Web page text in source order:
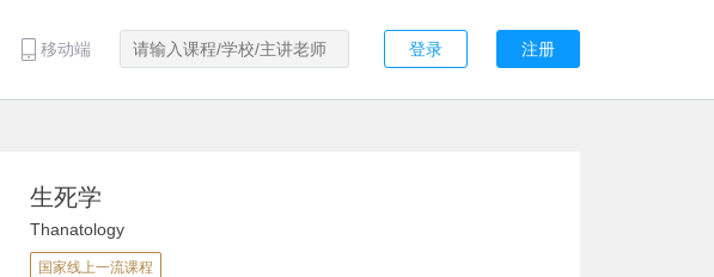
移动端 登录 注册
生死学
Thanatology
国家线上一流课程